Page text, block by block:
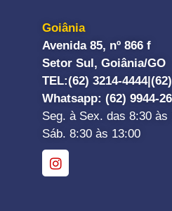
Goiânia
Avenida 85, nº 866 f
Setor Sul, Goiânia/GO
TEL:(62) 3214-4444|
Whatsapp: (62) 9944-
Seg. à Sex. das 8:30 às
Sáb. 8:30 às 13:00